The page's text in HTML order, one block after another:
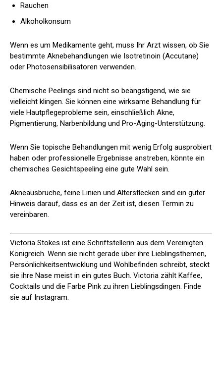
Rauchen
Alkoholkonsum
Wenn es um Medikamente geht, muss Ihr Arzt wissen, ob Sie
bestimmte Aknebehandlungen wie Isotretinoin (Accutane)
oder Photosensibilisatoren verwenden.
Chemische Peelings sind nicht so beängstigend, wie sie
vielleicht klingen. Sie können eine wirksame Behandlung für
viele Hautpflegeprobleme sein, einschließlich Akne,
Pigmentierung, Narbenbildung und Pro-Aging-Unterstützung.
Wenn Sie topische Behandlungen mit wenig Erfolg ausprobiert
haben oder professionelle Ergebnisse anstreben, könnte ein
chemisches Gesichtspeeling eine gute Wahl sein.
Akneausbrüche, feine Linien und Altersflecken sind ein guter
Hinweis darauf, dass es an der Zeit ist, diesen Termin zu
vereinbaren.
Victoria Stokes ist eine Schriftstellerin aus dem Vereinigten
Königreich. Wenn sie nicht gerade über ihre Lieblingsthemen,
Persönlichkeitsentwicklung und Wohlbefinden schreibt, steckt
sie ihre Nase meist in ein gutes Buch. Victoria zählt Kaffee,
Cocktails und die Farbe Pink zu ihren Lieblingsdingen. Finde
sie auf Instagram.